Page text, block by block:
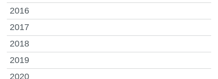
2016
2017
2018
2019
2020